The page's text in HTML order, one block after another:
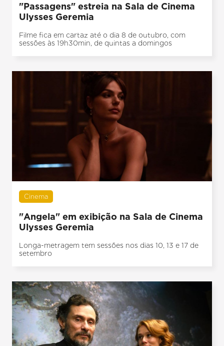
"Passagens" estreia na Sala de Cinema
Ulysses Geremia
Filme fica em cartaz até o dia 8 de outubro, com
sessões às 19h30min, de quintas a domingos
Cinema
"Angela" em exibição na Sala de Cinema
Ulysses Geremia
Longa-metragem tem sessões nos dias 10, 13 e 17 de
setembro